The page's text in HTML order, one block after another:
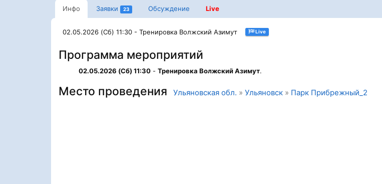
Инфо Заявки 23 Обсуждение Live
02.05.2026 (Сб) 11:30 - Тренировка Волжский Азимут Live
Программа мероприятий
02.05.2026 (Сб) 11:30 - Тренировка Волжский Азимут.
Место проведения Ульяновская обл. » Ульяновск » Парк Прибрежный_2